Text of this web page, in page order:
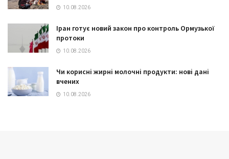
10.08.2026
Іран готує новий закон про контроль Ормузької
протоки
10.08.2026
Чи корисні жирні молочні продукти: нові дані
вчених
10.08.2026